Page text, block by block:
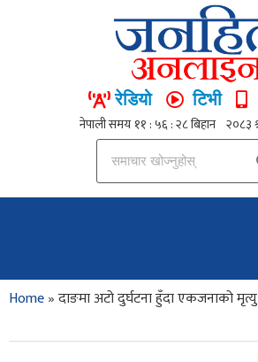
रेडियो टिभी
Home»दाङमा अटो दुर्घटना हुँदा एकजनाको मृत्यु